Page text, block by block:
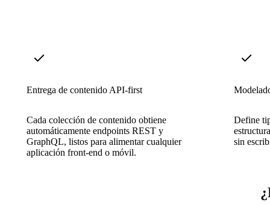
Entrega de contenido API-first
Cada colección de contenido obtiene
automáticamente endpoints REST y
GraphQL, listos para alimentar cualquier
aplicación front-end o móvil.
Define
sin